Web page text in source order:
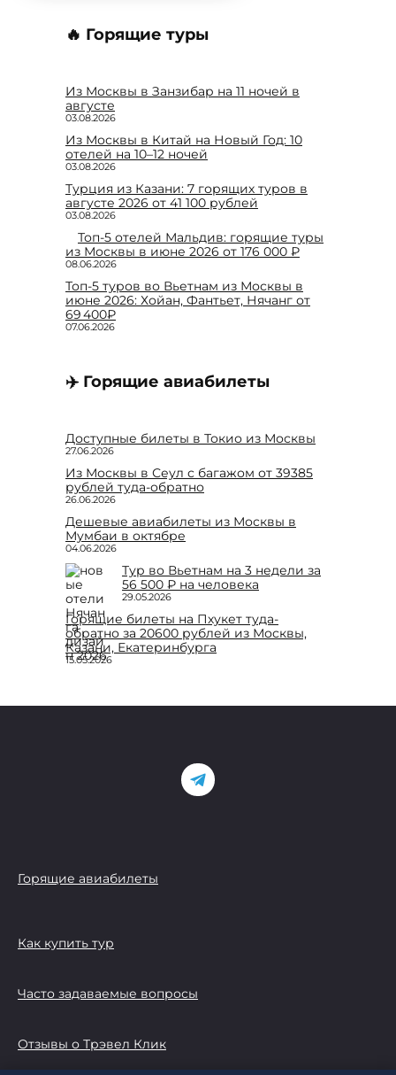
🔥 Горящие туры
Из Москвы в Занзибар на 11 ночей в
августе
03.08.2026
Из Москвы в Китай на Новый Год: 10
отелей на 10–12 ночей
03.08.2026
Турция из Казани: 7 горящих туров в
августе 2026 от 41 100 рублей
03.08.2026
Топ-5 отелей Мальдив: горящие туры
из Москвы в июне 2026 от 176 000 ₽
08.06.2026
Топ-5 туров во Вьетнам из Москвы в
июне 2026: Хойан, Фантьет, Нячанг от
69 400₽
07.06.2026
✈️ Горящие авиабилеты
Доступные билеты в Токио из Москвы
27.06.2026
Из Москвы в Сеул с багажом от 39385
рублей туда-обратно
26.06.2026
Дешевые авиабилеты из Москвы в
Мумбаи в октябре
04.06.2026
Тур во Вьетнам на 3 недели за
56 500 ₽ на человека
29.05.2026
Горящие билеты на Пхукет туда-
обратно за 20600 рублей из Москвы,
Казани, Екатеринбурга
15.05.2026
Горящие авиабилеты
Как купить тур
Часто задаваемые вопросы
Отзывы о Трэвел Клик